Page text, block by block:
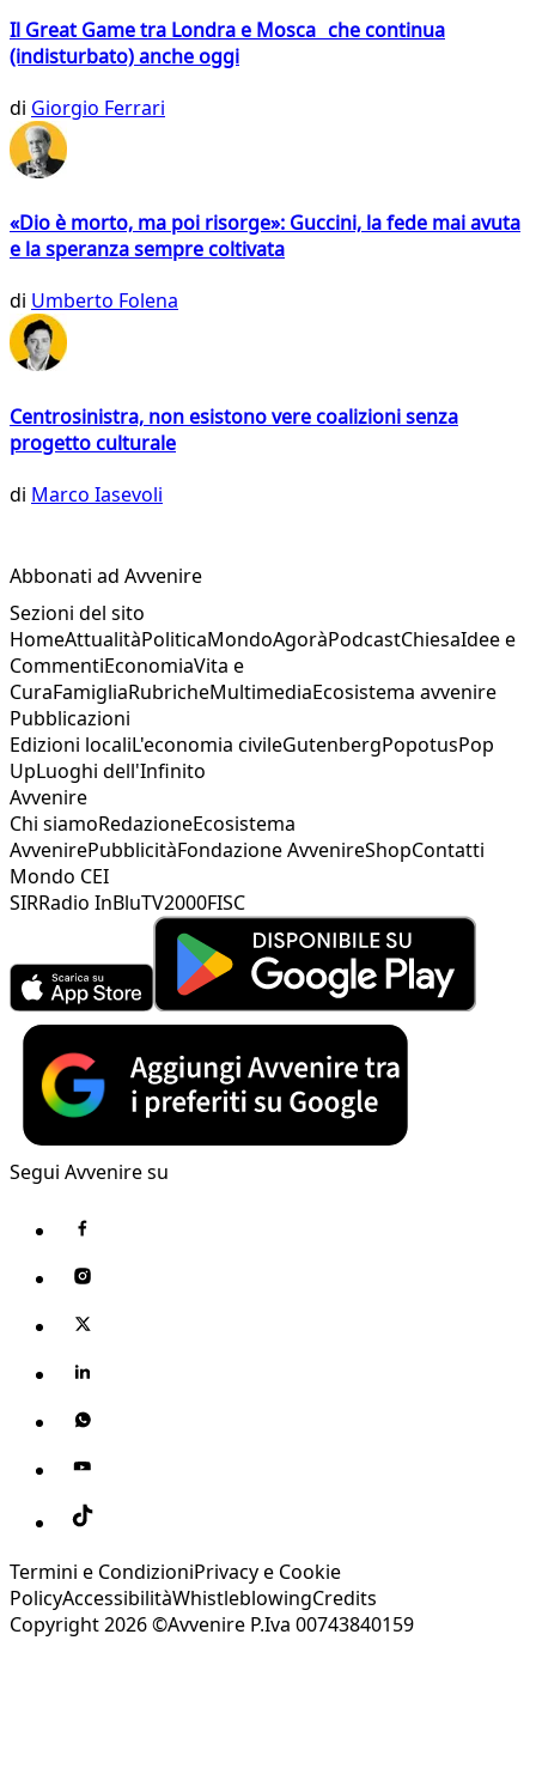
Il Great Game tra Londra e Mosca che continua
(indisturbato) anche oggi
di Giorgio Ferrari
«Dio è morto, ma poi risorge»: Guccini, la fede mai avuta
e la speranza sempre coltivata
di Umberto Folena
Centrosinistra, non esistono vere coalizioni senza
progetto culturale
di Marco Iasevoli
Abbonati ad Avvenire
Sezioni del sito
HomeAttualitàPoliticaMondoAgoràPodcastChiesaIdee e
CommentiEconomiaVita e
CuraFamigliaRubricheMultimediaEcosistema avvenire
Pubblicazioni
Edizioni localiL'economia civileGutenbergPopotusPop
UpLuoghi dell'Infinito
Avvenire
Chi siamoRedazioneEcosistema
AvvenirePubblicitàFondazione AvvenireShopContatti
Mondo CEI
SIRRadio InBluTV2000FISC
Segui Avvenire su
Termini e CondizioniPrivacy e Cookie
PolicyAccessibilitàWhistleblowingCredits
Copyright 2026 ©Avvenire P.Iva 00743840159